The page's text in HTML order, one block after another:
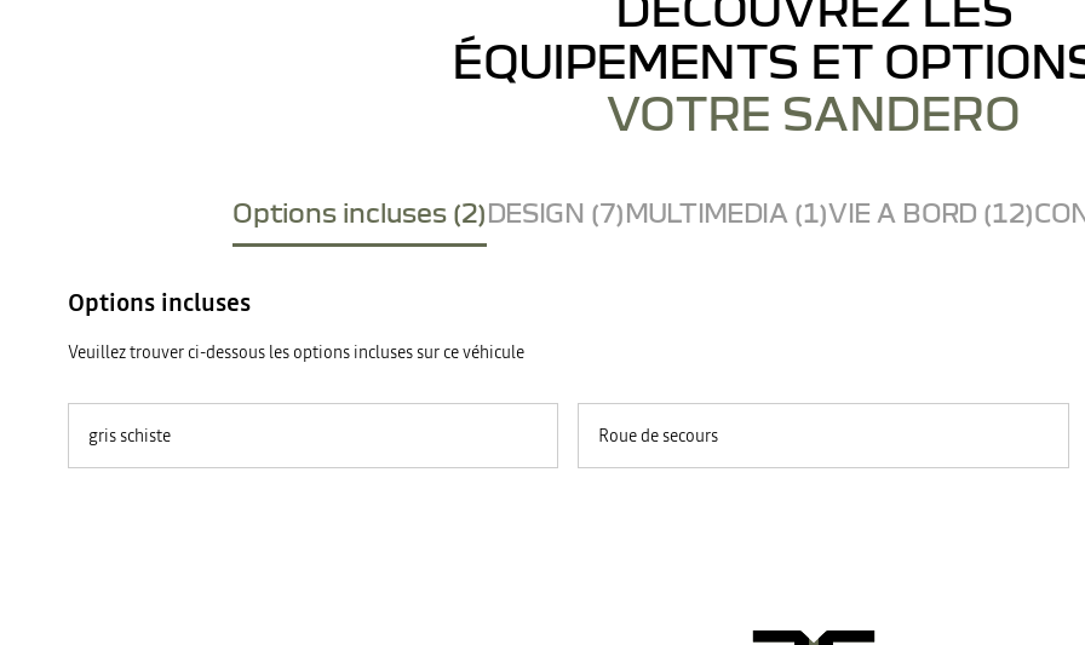
ÉQUIPEMENTS ET
VOTRE SANDERO
Options incluses (2)DESIGN (7)MULTIMEDIA (1)VIE A BORD (12)
Options incluses
Veuillez trouver ci-dessous les options incluses sur ce véhicule
gris schiste Roue de secours